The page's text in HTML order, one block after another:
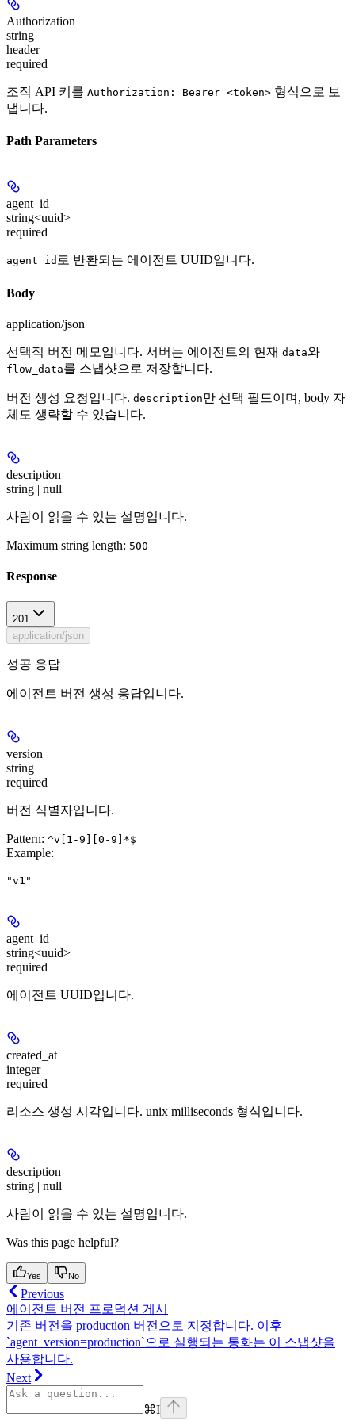
Authorization
string
header
required
조직 API 키를 Authorization: Bearer <token> 형식으로 보
냅니다.
Path Parameters
agent_id
string<uuid>
required
agent_id 로 반환되는 에이전트 UUID입니다.
Body
application/json
선택적 버전 메모입니다. 서버는 에이전트의 현재 data와
flow_data를 스냅샷으로 저장합니다.
버전 생성 요청입니다. description만 선택 필드이며, body 자
체도 생략할 수 있습니다.
description
string | null
사람이 읽을 수 있는 설명입니다.
Maximum string length: 500
Response
201
application/json
성공 응답
에이전트 버전 생성 응답입니다.
version
string
required
버전 식별자입니다.
Pattern: ^v[1-9][0-9]*$
Example:
"v1"
agent_id
string<uuid>
required
에이전트 UUID입니다.
created_at
integer
required
리소스 생성 시각입니다. unix milliseconds 형식입니다.
description
string | null
사람이 읽을 수 있는 설명입니다.
Was this page helpful?
Yes No
Previous
에이전트 버전 프로덕션 게시
기존 버전을 production 버전으로 지정합니다. 이후
`agent_version=production`으로 실행되는 통화는 이 스냅샷을
사용합니다.
Next
⌘I